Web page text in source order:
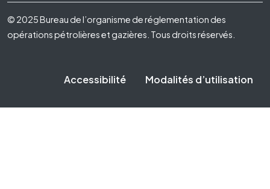
Footer Fifth
© 2025 Bureau de l’organisme de réglementation des
opérations pétrolières et gazières. Tous droits réservés.
Accessibilité Modalités d’utilisation